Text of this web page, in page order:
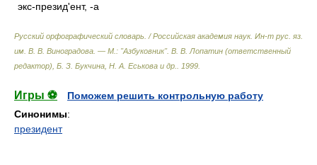
экс-презид'ент, -а
Русский орфографический словарь. / Российская академия наук. Ин-т рус. яз.
им. В. В. Виноградова. — М.: "Азбуковник". В. В. Лопатин (ответственный
редактор), Б. З. Букчина, Н. А. Еськова и др.
1999
Игры ⚽
Поможем решить контрольную работу
Синонимы:
президент